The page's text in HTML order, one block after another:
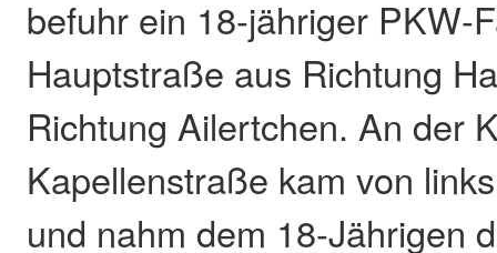
befuhr ein 18-jähriger PKW-
Hauptstraße aus Richtung
Richtung Ailertchen. An der
Kapellenstraße kam von
und nahm dem 18-Jährigen